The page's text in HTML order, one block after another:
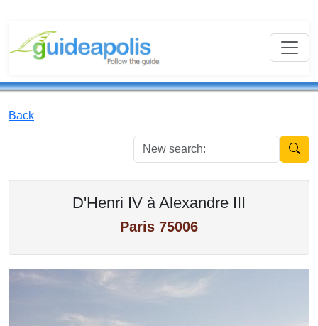
Back
New
D'Henri IV à Alexandre III
Paris 75006